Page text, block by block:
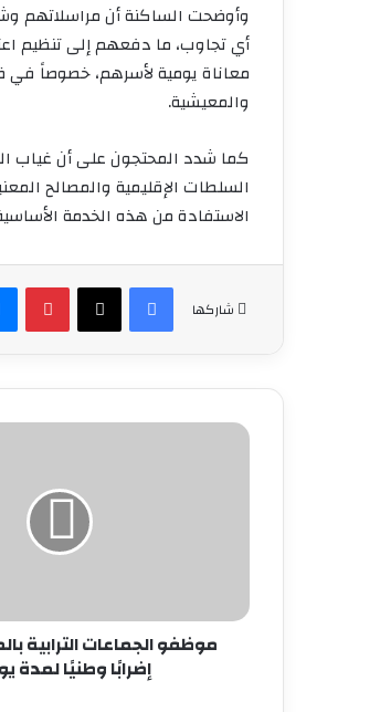
وأوضحت الساكنة أن مراسلاتهم
أي تجاوب، ما دفعهم إلى تنظيم
معاناة يومية لأسرهم، خصوصاً في
والمعيشية.
كما شدد المحتجون على أن غياب
السلطات الإقليمية والمصالح
الاستفادة من هذه الخدمة
شاركها
فيسبوك
‫X
موظفو
يومين
موظفو الجماعات الترابية
إضرابًا وطنيًا لمدة